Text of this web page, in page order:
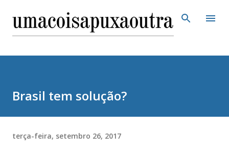
Pular para o conteúdo principal
Brasil tem solução?
terça-feira, setembro 26, 2017